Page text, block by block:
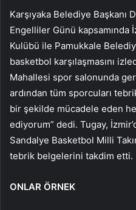
Karşıyaka Belediye Başkanı
Engelliler Günü kapsamında
Kulübü ile Pamukkale
basketbol karşılaşmasını
Mahallesi spor salonunda
ardından tüm sporcuları
bir şekilde mücadele eden
ediyorum” dedi. Tugay,
Sandalye Basketbol Milli
tebrik belgelerini takdim etti.
ONLAR ÖRNEK